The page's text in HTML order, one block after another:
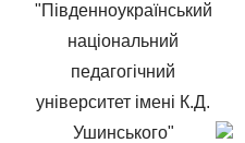
"Південноукраїнський
національний
педагогічний
університет імені К.Д.
Ушинського"